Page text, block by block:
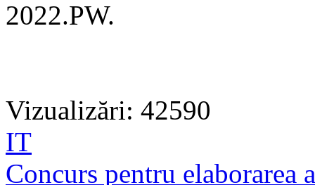
2022.PW.
Vizualizări: 42590
IT
Concurs pentru